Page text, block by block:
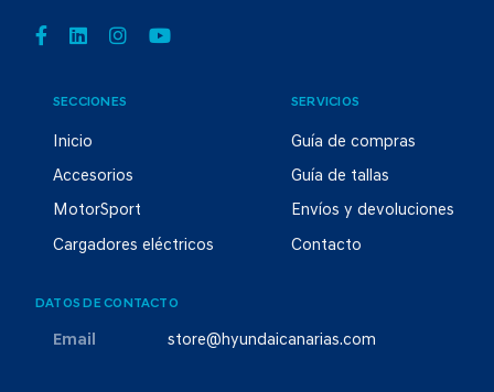
SECCIONES
Inicio
Accesorios
MotorSport
Cargadores eléctricos
SERVICIOS
Guía de compras
Guía de tallas
Envíos y devoluciones
Contacto
DATOS DE CONTACTO
Email store@hyundaicanarias.com